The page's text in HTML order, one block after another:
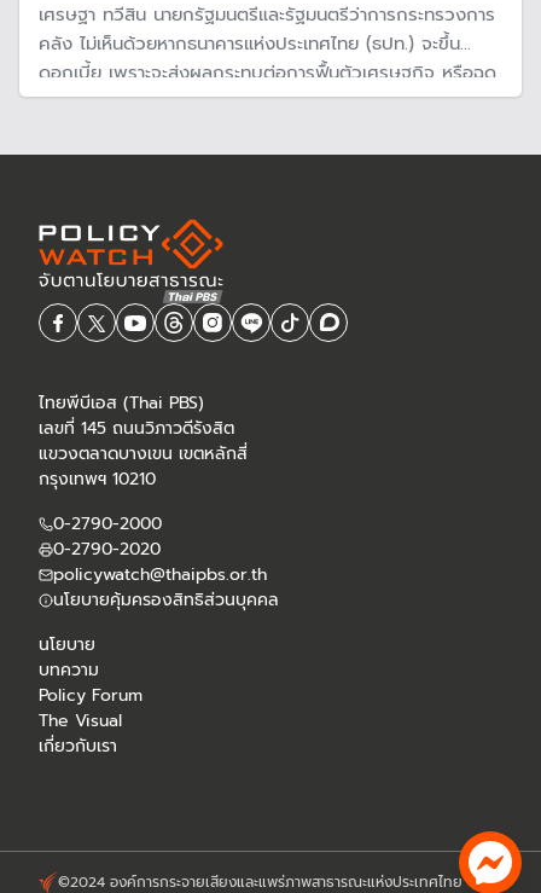
เศรษฐา ทวีสิน นายกรัฐมนตรีและรัฐมนตรีว่าการกระทรวงการ
คลัง ไม่เห็นด้วยหากธนาคารแห่งประเทศไทย (ธปท.) จะขึ้น
ดอกเบี้ย เพราะจะส่งผลกระทบต่อการฟื้นตัวเศรษฐกิจ หรือฉุด
เศรษฐกิจชะลอตัว
ไทยพีบีเอส (Thai PBS)
เลขที่ 145 ถนนวิภาวดีรังสิต
แขวงตลาดบางเขน เขตหลักสี่
กรุงเทพฯ 10210
0-2790-2000
0-2790-2020
policywatch@thaipbs.or.th
นโยบายคุ้มครองสิทธิส่วนบุคคล
นโยบาย
บทความ
Policy Forum
The Visual
เกี่ยวกับเรา
©2024 องค์การกระจายเสียงและแพร่ภาพสาธารณะแห่งประเทศไทย